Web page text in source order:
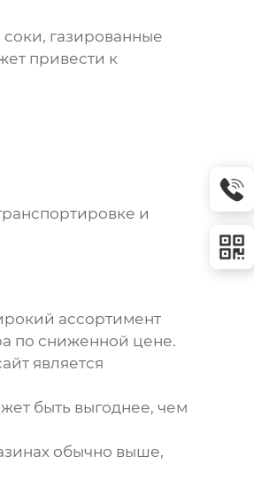
соки, газированные
привести к
и
ассортимент
по сниженной цене.
является
быть выгоднее, чем
обычно выше,